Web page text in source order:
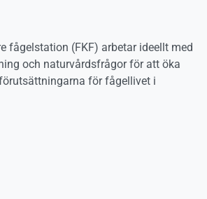
fågelstation (FKF) arbetar ideellt med
och naturvårdsfrågor för att öka
för fågellivet i
Instagram